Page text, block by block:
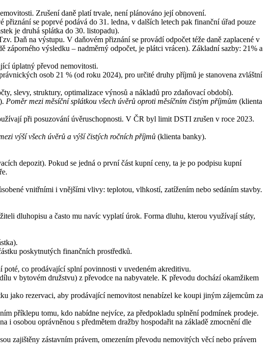
Zrušení daně platí trvale, není plánováno její obnovení.
se poprvé podává do 31. ledna, v dalších letech pak finanční úřad pouze
je druhá splátka do 30. listopadu).
Daň na výstupu. V daňovém přiznání se provádí odpočet téže daně zaplacené v
záporného výsledku – nadměrný odpočet, je plátci vrácen). Základní sazby: 21% a
úplatný převod nemovitosti.
osob 21 % (od roku 2024), pro určité druhy příjmů je stanovena zvláštní
slevy, struktury, optimalizace výnosů a nákladů pro zdaňovací období).
Poměr mezi měsíční splátkou všech úvěrů oproti měsíčním čistým příjmům (klienta
při posuzování úvěruschopnosti. V ČR byl limit DSTI zrušen v roce 2023.
výší všech úvěrů a výší čistých ročních příjmů (klienta banky).
depozit). Pokud se jedná o první část kupní ceny, ta je po podpisu kupní
vnitřními i vnějšími vlivy: teplotou, vlhkostí, zatížením nebo sedáním stavby.
dluhopisu a často mu navíc vyplatí úrok. Forma dluhu, kterou využívají státy,
poskytnutých finančních prostředků.
co prodávající splní povinnosti v uvedeném akreditivu.
v bytovém družstvu) z převodce na nabyvatele. K převodu dochází okamžikem
jako rezervaci, aby prodávající nemovitost nenabízel ke koupi jiným zájemcům za
příklepu tomu, kdo nabídne nejvíce, za předpokladu splnění podmínek prodeje.
i osobou oprávněnou s předmětem dražby hospodařit na základě zmocnění dle
zajištěny zástavním právem, omezením převodu nemovitých věcí nebo právem